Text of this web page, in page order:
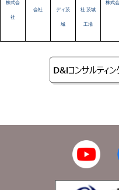
株式会
社
会社 ディ茨
城
社 茨城
工場
株式